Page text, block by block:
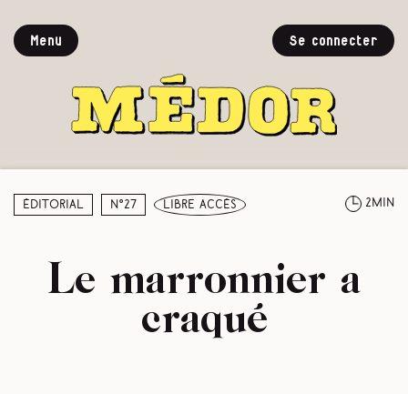
Menu Se connecter
Éditorial N°27 libre accès 2min
Le marronnier a
craqué